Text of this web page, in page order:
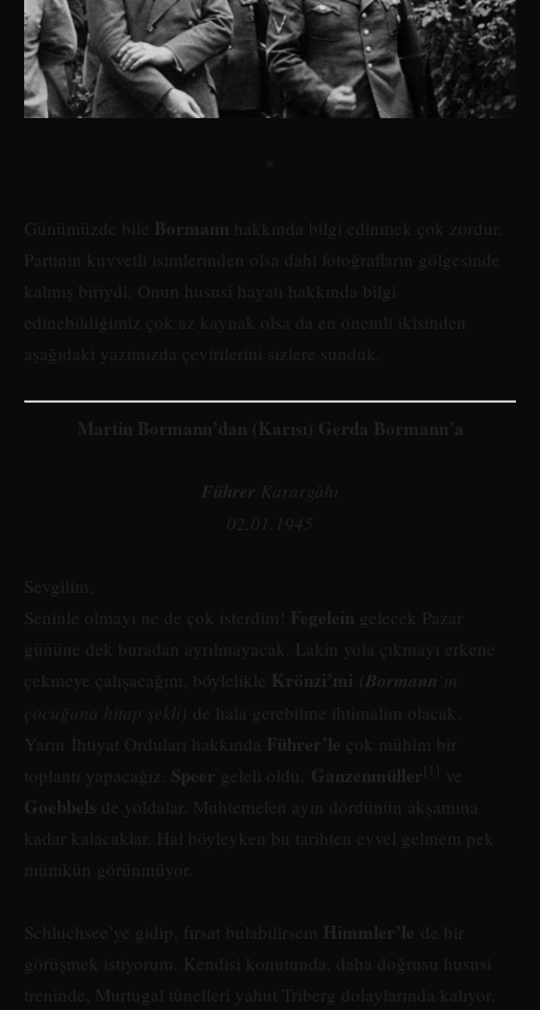
Günümüzde bile Bormann hakkında bilgi edinmek çok zordur.
Partinin kuvvetli isimlerinden olsa dahi fotoğrafların gölgesinde
kalmış biriydi. Onun hususi hayatı hakkında bilgi
edinebildiğimiz çok az kaynak olsa da en önemli ikisinden
aşağıdaki yazımızda çevirilerini sizlere sunduk.
Martin Bormann’dan (Karısı) Gerda Bormann’a
Führer Karargâhı
02.01.1945
Sevgilim,
Seninle olmayı ne de çok isterdim! Fegelein gelecek Pazar
gününe dek buradan ayrılmayacak. Lakin yola çıkmayı erkene
çekmeye çalışacağım, böylelikle Krönzi’mi ( Bormann
çocuğuna hitap şekli)
de hala gerebilme ihtimalim olacak.
Yarın İhtiyat Orduları hakkında Führer’le çok mühim bir
toplantı yapacağız. Speer geleli oldu. Ganzenmüller ve
Goebbels de yoldalar. Muhtemelen ayın dördünün akşamına
kadar kalacaklar. Hal böyleyken bu tarihten evvel gelmem pek
mümkün görünmüyor.
Schluchsee’ye gidip, fırsat bulabilirsem Himmler’le
görüşmek istiyorum. Kendisi konutunda, daha doğrusu hususi
treninde, Murtugal tünelleri yahut Triberg dolaylarında kalıyor.